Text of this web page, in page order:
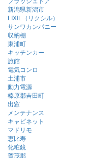
新潟県新潟市
LIXIL（リクシル）
サンワカンパニー
収納棚
東浦町
キッチンカー
旅館
電気コンロ
土浦市
動力電源
榛原郡吉田町
出窓
メンテナンス
キャビネット
マドリモ
恵比寿
化粧鏡
賀茂郡